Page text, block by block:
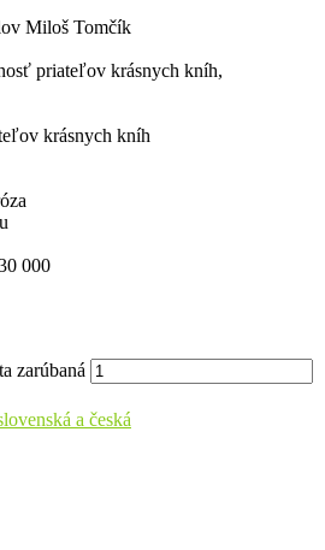
Miloš Tomčík
priateľov krásnych kníh,
krásnych kníh
000
zarúbaná
a česká